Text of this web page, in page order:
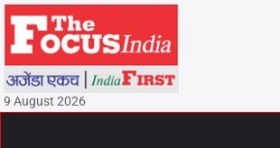
9 August 2026